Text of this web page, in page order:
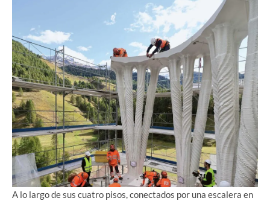
A lo largo de sus cuatro pisos, conectados por una escalera en